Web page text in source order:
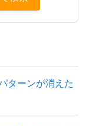
ターンが消えた